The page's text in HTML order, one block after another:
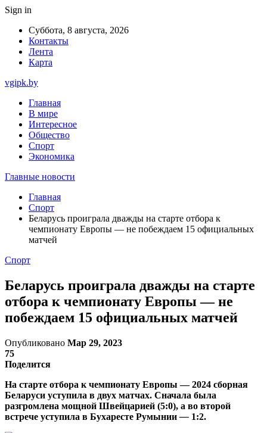
Sign in
Суббота, 8 августа, 2026
Контакты
Лента
Карта
vgipk.by
Главная
В мире
Интересное
Общество
Спорт
Экономика
Главные новости
Главная
Спорт
Беларусь проиграла дважды на старте отбора к
чемпионату Европы — не побеждаем 15 официальных
матчей
Спорт
Беларусь проиграла дважды на старте
отбора к чемпионату Европы — не
побеждаем 15 официальных матчей
Опубликовано Мар 29, 2023
75
Поделится
На старте отбора к чемпионату Европы — 2024 сборная
Беларуси уступила в двух матчах. Сначала была
разгромлена мощной Швейцарией (5:0), а во второй
встрече уступила в Бухаресте Румынии— 1:2.